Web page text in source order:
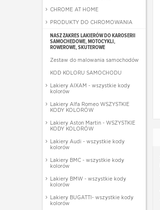
CHROME AT HOME
PRODUKTY DO CHROMOWANIA
NASZ ZAKRES LAKIERÓW DO KAROSERII
SAMOCHEDOWE, MOTOCYKLI,
ROWEROWE, SKUTEROWE
Zestaw do malowania samochodów
KOD KOLORU SAMOCHODU
Lakiery AIXAM - wszystkie kody
kolorów
Lakiery Alfa Romeo WSZYSTKIE
KODY KOLORÓW
Lakiery Aston Martin - WSZYSTKIE
KODY KOLORÓW
Lakiery Audi - wszystkie kody
kolorów
Lakiery BMC - wszystkie kody
kolorów
Lakiery BMW - wszystkie kody
kolorów
Lakiery BUGATTI- wszystkie kody
kolorów